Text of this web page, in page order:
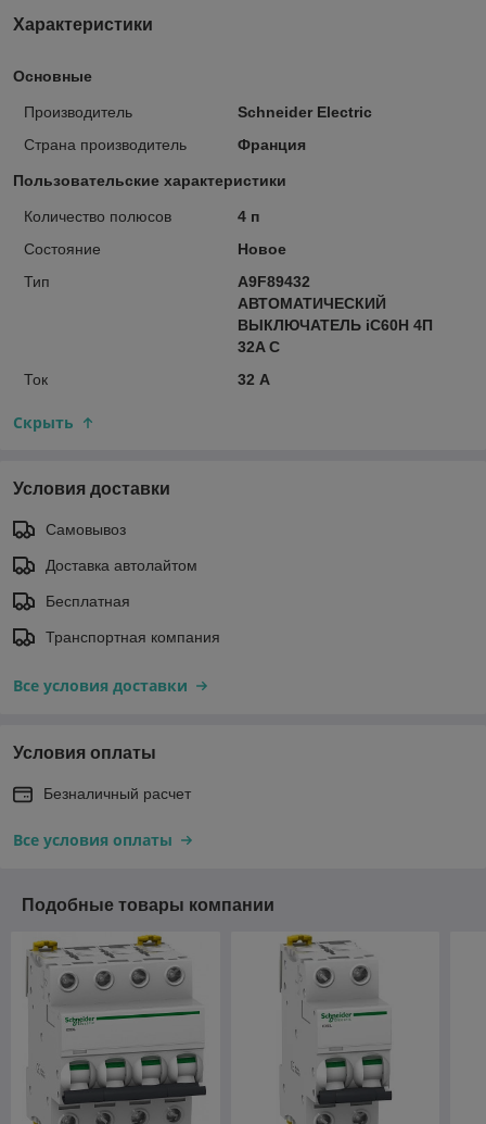
Характеристики
Основные
Производитель
Schneider Electric
Страна производитель
Франция
Пользовательские характеристики
Количество полюсов
4 п
Состояние
Новое
Тип
A9F89432
АВТОМАТИЧЕСКИЙ
ВЫКЛЮЧАТЕЛЬ iC60H 4П
32A C
Ток
32 А
Скрыть
Условия доставки
Самовывоз
Доставка автолайтом
Бесплатная
Транспортная компания
Все условия доставки
Условия оплаты
Безналичный расчет
Все условия оплаты
Подобные товары компании